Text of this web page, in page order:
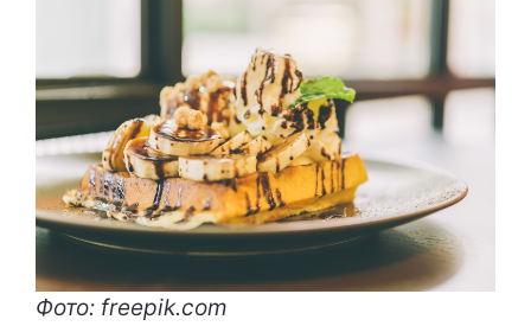
Фото: freepik.com